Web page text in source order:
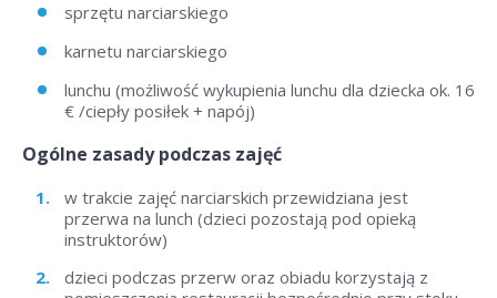
sprzętu narciarskiego
karnetu narciarskiego
lunchu (możliwość wykupienia lunchu dla dziecka ok. 16
€ /ciepły posiłek + napój)
Ogólne zasady podczas zajęć
w trakcie zajęć narciarskich przewidziana jest
przerwa na lunch (dzieci pozostają pod opieką
instruktorów)
dzieci podczas przerw oraz obiadu korzystają z